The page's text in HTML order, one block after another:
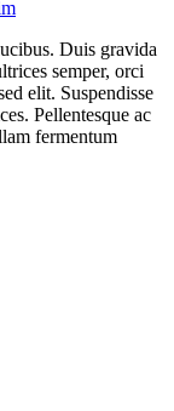
Duis gravida
semper, orci
elit. Suspendisse
Pellentesque ac
fermentum